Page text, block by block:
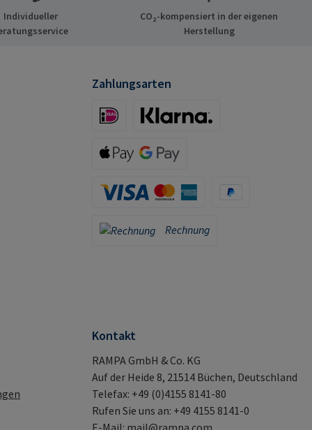
Individueller
CO₂-kompensiert in der eigenen
Herstellung
Zahlungsarten
Rechnung
Rechnung
Kontakt
RAMPA GmbH & Co. KG
Auf der Heide 8, 21514 Büchen, Deutschland
Telefax: +49 (0)4155 8141-80
Rufen Sie uns an: +49 4155 8141-0